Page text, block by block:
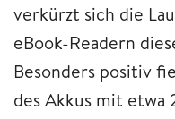
verkürzt sich die
eBook-Readern
Besonders positiv
des Akkus mit